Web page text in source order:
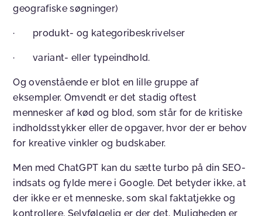
geografiske søgninger)
· produkt- og kategoribeskrivelser
· variant- eller typeindhold.
Og ovenstående er blot en lille gruppe af
eksempler. Omvendt er det stadig oftest
mennesker af kød og blod, som står for de kritiske
indholdsstykker eller de opgaver, hvor der er behov
for kreative vinkler og budskaber.
Men med ChatGPT kan du sætte turbo på din SEO-
indsats og fylde mere i Google. Det betyder ikke, at
der ikke er et menneske, som skal faktatjekke og
kontrollere. Selvfølgelig er der det. Muligheden er